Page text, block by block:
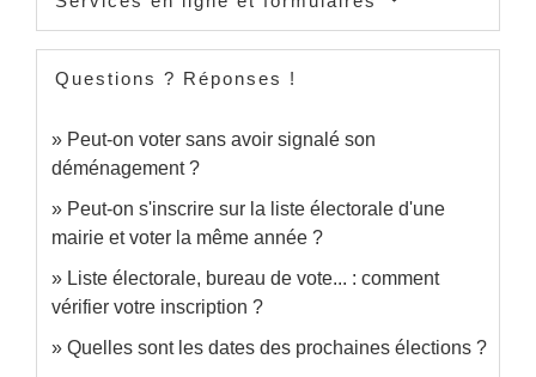
Questions ? Réponses !
Peut-on voter sans avoir signalé son
déménagement ?
Peut-on s'inscrire sur la liste électorale d'une
mairie et voter la même année ?
Liste électorale, bureau de vote... : comment
vérifier votre inscription ?
Quelles sont les dates des prochaines élections ?